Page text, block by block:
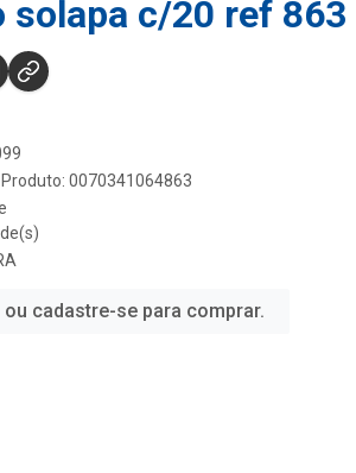
solapa c/20 ref 863
0070341064863
cadastre-se para comprar.